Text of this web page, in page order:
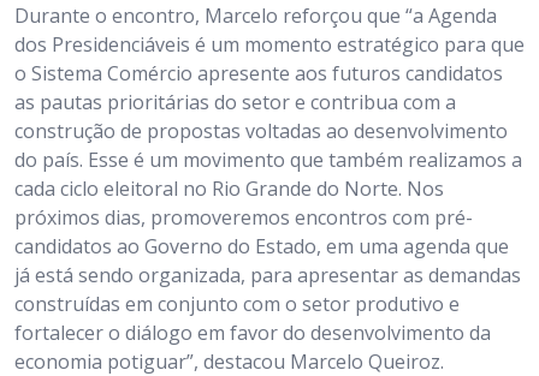
Durante o encontro, Marcelo reforçou que “a Agenda
dos Presidenciáveis é um momento estratégico para que
o Sistema Comércio apresente aos futuros candidatos
as pautas prioritárias do setor e contribua com a
construção de propostas voltadas ao desenvolvimento
do país. Esse é um movimento que também realizamos a
cada ciclo eleitoral no Rio Grande do Norte. Nos
próximos dias, promoveremos encontros com pré-
candidatos ao Governo do Estado, em uma agenda que
já está sendo organizada, para apresentar as demandas
construídas em conjunto com o setor produtivo e
fortalecer o diálogo em favor do desenvolvimento da
economia potiguar”, destacou Marcelo Queiroz.